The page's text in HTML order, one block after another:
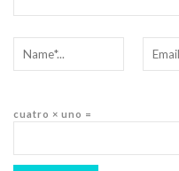
cuatro × uno =